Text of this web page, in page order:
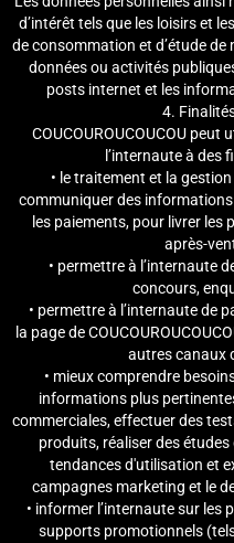
d’intérêt tels que les loisirs et
de consommation et d’étude
données ou activités
posts internet et les
4.
COUCOUROUCOUCOU peut
l’internaute à des
• le traitement et la
communiquer des
les paiements, pour livrer les
après-
• permettre à l’internaute
concours,
• permettre à l’internaute de
la page de
autres canaux
• mieux comprendre
informations plus
commerciales, effectuer des
produits, réaliser des
tendances d'utilisation et
campagnes marketing et le
• informer l’internaute sur les
supports promotionnels